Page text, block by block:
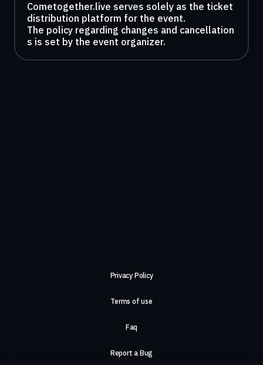
Cometogether.live serves solely as the ticket
distribution platform for the event.
The policy regarding changes and cancellation
s is set by the event organizer.
Privacy Policy
Terms of use
Faq
Report a Bug